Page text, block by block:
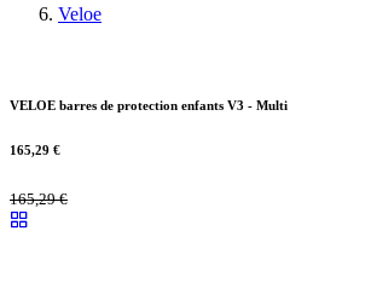
Veloe
VELOE barres de protection enfants V3 - Multi
165,29 €
165,29€